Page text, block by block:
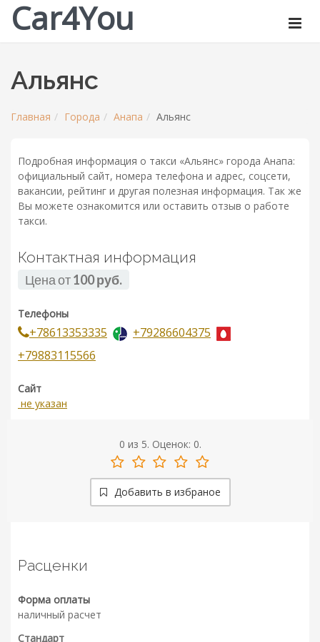
Car4You
Альянс
Главная Города Анапа Альянс
Подробная информация о такси «Альянс» города Анапа:
официальный сайт, номера телефона и адрес, соцсети,
вакансии, рейтинг и другая полезная информация. Так же
Вы можете ознакомится или оставить отзыв о работе
такси.
Контактная информация
Цена от100 руб.
Телефоны
+78613353335
+79286604375
+79883115566
Сайт
не указан
0 из 5. Оценок: 0.
Добавить в избраное
Расценки
Форма оплаты
наличный расчет
Стандарт